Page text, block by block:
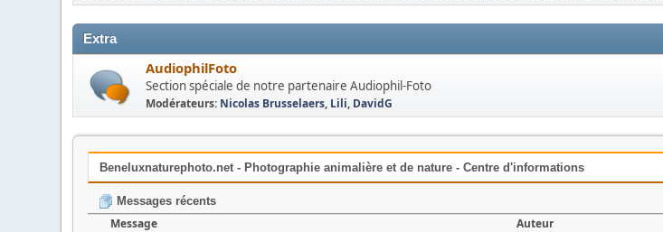
Extra
AudiophilFoto
Section spéciale de notre partenaire Audiophil-Foto
Modérateurs: Nicolas Brusselaers, Lili, DavidG
Beneluxnaturephoto.net - Photographie animalière et de nature - Centre d'informations
Messages récents
Message Auteur